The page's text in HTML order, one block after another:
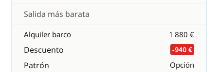
Salida más barata
Alquiler barco 1 880 €
Descuento -940 €
Patrón Opción